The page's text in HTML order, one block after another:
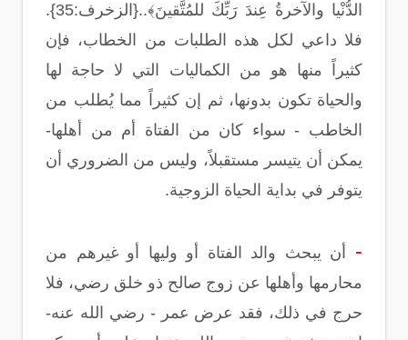
الدُّنْيا والآخرةُ عِندَ رَبِّكَ للمُتَّقينَ﴾..{الزخرف:35}.
فلا داعي لكل هذه الطلبات من الخطاب، فإن
كثيراً منها هو من الكماليات التي لا حاجة لها
والحياة تكون بدونها، ثم إن كثيراً مما يُطلب من
الخاطب - سواء كان من الفتاة أم من أهلها-
يمكن أن يتيسر مستقبلاً، وليس من الضروري أن
يتوفر في بداية الحياة الزوجية.
- أن يبحث والد الفتاة أو وليها أو غيرهم من
محارمها وأهلها عن زوج صالح ذو خلق رضي، فلا
حرج في ذلك، فقد عرض عمر - رضي الله عنه-